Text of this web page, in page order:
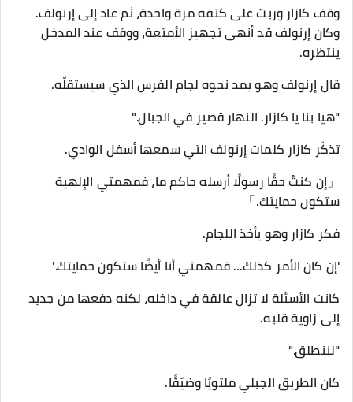
وقف كازار وربت على كتفه مرة واحدة، ثم عاد إلى إرنولف.
وكان إرنولف قد أنهى تجهيز الأمتعة، ووقف عند المدخل
ينتظره.
قال إرنولف وهو يمد نحوه لجام الفرس الذي سيستقلّه.
"هيا بنا يا كازار. النهار قصير في الجبال."
تذكّر كازار كلمات إرنولف التي سمعها أسفل الوادي.
「إن كنتُ حقًا رسولًا أرسله حاكم ما، فمهمتي الإلهية
ستكون حمايتك.」
فكر كازار وهو يأخذ اللجام.
'إن كان الأمر كذلك… فمهمتي أنا أيضًا ستكون حمايتك.'
كانت الأسئلة لا تزال عالقة في داخله، لكنه دفعها من جديد
إلى زاوية قلبه.
"لننطلق."
كان الطريق الجبلي ملتويًا وضيّقًا.